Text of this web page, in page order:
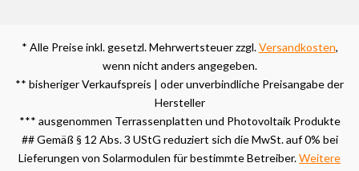
* Alle Preise inkl. gesetzl. Mehrwertsteuer zzgl.Versandkosten,
wenn nicht anders angegeben.
** bisheriger Verkaufspreis | oder unverbindliche Preisangabe der
Hersteller
*** ausgenommen Terrassenplatten und Photovoltaik Produkte
## Gemäß § 12 Abs. 3 UStG reduziert sich die MwSt. auf 0% bei
Lieferungen von Solarmodulen für bestimmte Betreiber.Weitere